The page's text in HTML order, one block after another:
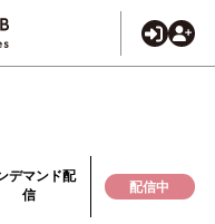
デマンド配
信
配信中